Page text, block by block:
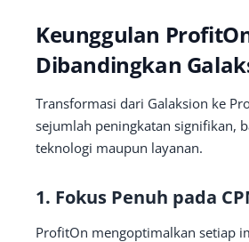
Keunggulan
Dibandingkan
Transformasi dari Galaksion ke
sejumlah peningkatan signifikan,
teknologi maupun layanan.
1. Fokus Penuh pada
ProfitOn mengoptimalkan setiap